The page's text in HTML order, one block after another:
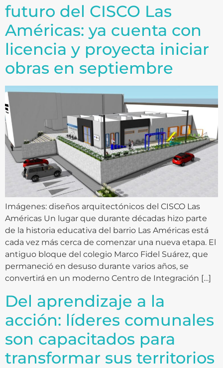
futuro del CISCO Las
Américas: ya cuenta con
licencia y proyecta iniciar
obras en septiembre
Imágenes: diseños arquitectónicos del CISCO Las
Américas Un lugar que durante décadas hizo parte
de la historia educativa del barrio Las Américas está
cada vez más cerca de comenzar una nueva etapa. El
antiguo bloque del colegio Marco Fidel Suárez, que
permaneció en desuso durante varios años, se
convertirá en un moderno Centro de Integración […]
Del aprendizaje a la
acción: líderes comunales
son capacitados para
transformar sus territorios